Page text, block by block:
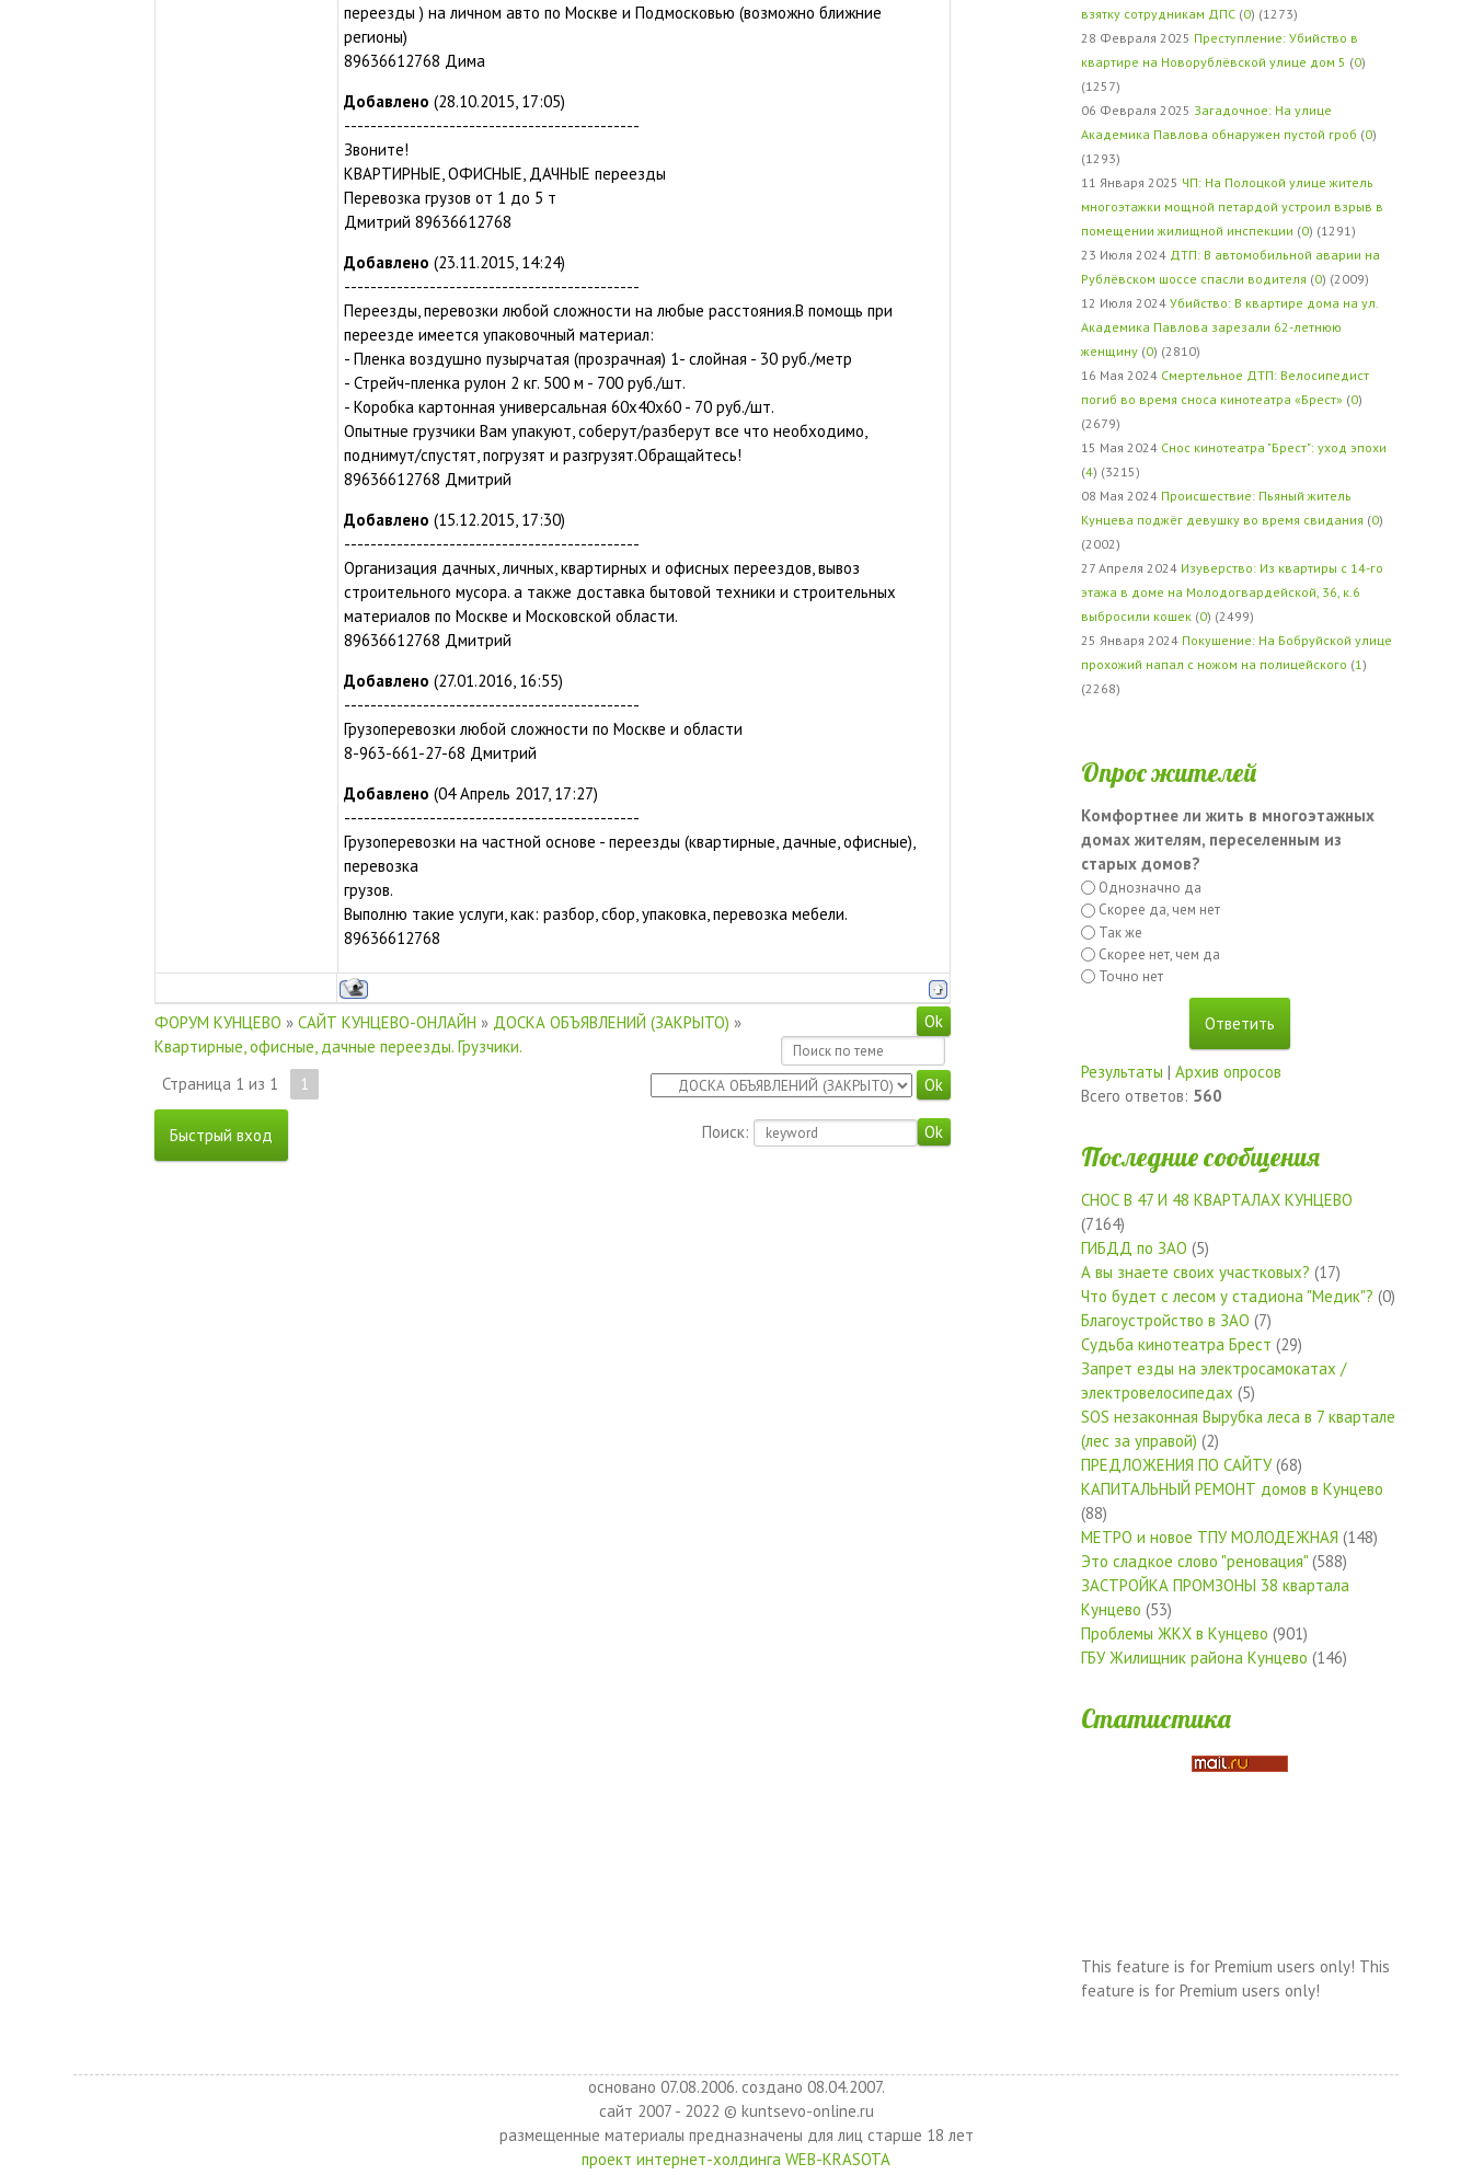
переезды ) на личном авто по Москве и Подмосковью (возможно ближние
регионы)
89636612768 Дима
Добавлено (28.10.2015, 17:05)
---------------------------------------------
Звоните!
КВАРТИРНЫЕ, ОФИСНЫЕ, ДАЧНЫЕ переезды
Перевозка грузов от 1 до 5 т
Дмитрий 89636612768
Добавлено (23.11.2015, 14:24)
---------------------------------------------
Переезды, перевозки любой сложности на любые расстояния.В помощь при
переезде имеется упаковочный материал:
- Пленка воздушно пузырчатая (прозрачная) 1- слойная - 30 руб./метр
- Стрейч-пленка рулон 2 кг. 500 м - 700 руб./шт.
- Коробка картонная универсальная 60х40х60 - 70 руб./шт.
Опытные грузчики Вам упакуют, соберут/разберут все что необходимо,
поднимут/спустят, погрузят и разгрузят.Обращайтесь!
89636612768 Дмитрий
Добавлено (15.12.2015, 17:30)
---------------------------------------------
Организация дачных, личных, квартирных и офисных переездов, вывоз
строительного мусора. а также доставка бытовой техники и строительных
материалов по Москве и Московской области.
89636612768 Дмитрий
Добавлено (27.01.2016, 16:55)
---------------------------------------------
Грузоперевозки любой сложности по Москве и области
8-963-661-27-68 Дмитрий
Добавлено (04 Апрель 2017, 17:27)
---------------------------------------------
Грузоперевозки на частной основе - переезды (квартирные, дачные, офисные),
перевозка
грузов.
Выполню такие услуги, как: разбор, сбор, упаковка, перевозка мебели.
89636612768
ФОРУМ КУНЦЕВО » САЙТ КУНЦЕВО-ОНЛАЙН » ДОСКА ОБЪЯВЛЕНИЙ (ЗАКРЫТО) »
Квартирные, офисные, дачные переезды. Грузчики.
Страница 1 из 1 1
Поиск:
взятку сотрудникам ДПС (0) (1273)
28 Февраля 2025 Преступление: Убийство в
квартире на Новорублёвской улице дом 5 (0)
(1257)
06 Февраля 2025 Загадочное: На улице
Академика Павлова обнаружен пустой гроб (0)
(1293)
11 Января 2025 ЧП: На Полоцкой улице житель
многоэтажки мощной петардой устроил взрыв в
помещении жилищной инспекции (0) (1291)
23 Июля 2024 ДТП: В автомобильной аварии на
Рублёвском шоссе спасли водителя (0) (2009)
12 Июля 2024 Убийство: В квартире дома на ул.
Академика Павлова зарезали 62-летнюю
женщину (0) (2810)
16 Мая 2024 Смертельное ДТП: Велосипедист
погиб во время сноса кинотеатра «Брест» (0)
(2679)
15 Мая 2024 Снос кинотеатра "Брест": уход эпохи
(4) (3215)
08 Мая 2024 Происшествие: Пьяный житель
Кунцева поджёг девушку во время свидания (0)
(2002)
27 Апреля 2024 Изуверство: Из квартиры с 14-го
этажа в доме на Молодогвардейской, 36, к.6
выбросили кошек (0) (2499)
25 Января 2024 Покушение: На Бобруйской улице
прохожий напал с ножом на полицейского (1)
(2268)
Опрос жителей
Комфортнее ли жить в многоэтажных
домах жителям, переселенным из
старых домов?
Однозначно да
Скорее да, чем нет
Так же
Скорее нет, чем да
Точно нет
Результаты | Архив опросов
Всего ответов: 560
Последние сообщения
СНОС В 47 И 48 КВАРТАЛАХ КУНЦЕВО
(7164)
ГИБДД по ЗАО (5)
А вы знаете своих участковых? (17)
Что будет с лесом у стадиона "Медик"? (0)
Благоустройство в ЗАО (7)
Судьба кинотеатра Брест (29)
Запрет езды на электросамокатах /
электровелосипедах (5)
SOS незаконная Вырубка леса в 7 квартале
(лес за управой) (2)
ПРЕДЛОЖЕНИЯ ПО САЙТУ(68)
КАПИТАЛЬНЫЙ РЕМОНТ домов в Кунцево
(88)
МЕТРО и новое ТПУ МОЛОДЕЖНАЯ (148)
Это сладкое слово "реновация"(588)
ЗАСТРОЙКА ПРОМЗОНЫ 38 квартала
Кунцево (53)
Проблемы ЖКХ в Кунцево (901)
ГБУ Жилищник района Кунцево (146)
Статистика
This feature is for Premium users only! This
feature is for Premium users only!
основано 07.08.2006. создано 08.04.2007.
сайт 2007 - 2022 © kuntsevo-online.ru
размещенные материалы предназначены для лиц старше 18 лет
проект интернет-холдинга WEB-KRASOTA